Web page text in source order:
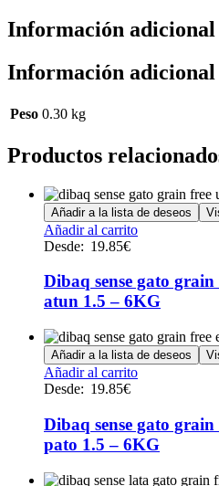
Información adicional
Información adicional
Peso 0.30 kg
Productos
Añadir a la lista de deseos
Añadir al carritoEste
múltiples
variantes.
Las
se
pueden
elegir
página
de
Desde: 19.85€
Dibaq sense gato
atun 1.5 – 6KG
Añadir a la lista de deseos
Añadir al carritoEste
múltiples
variantes.
Las
Desde: 19.85€
Dibaq sense gato
pato 1.5 – 6KG